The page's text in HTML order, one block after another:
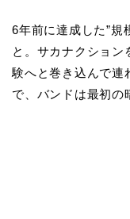
6年前に達成した”規
と。サカナクション
験へと巻き込んで連
で、バンドは最初の